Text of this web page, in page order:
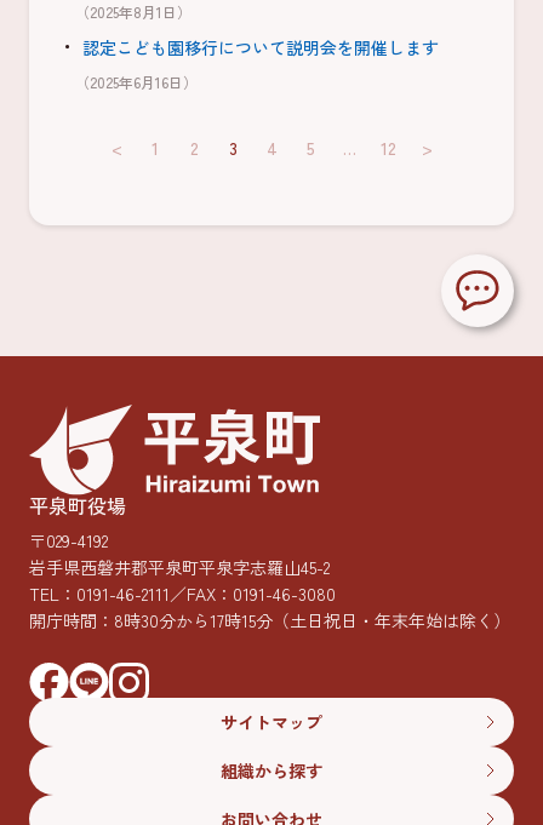
（2025年8月1日）
認定こども園移行について説明会を開催します
（2025年6月16日）
< 1 2 3 4 5 … 12 >
平泉町役場
〒029-4192
岩手県西磐井郡平泉町平泉字志羅山45-2
TEL： 0191-46-2111／FAX：0191-46-3080
開庁時間：8時30分から17時15分 （土日祝日・年末年始は除く）
サイトマップ
組織から探す
お問い合わせ